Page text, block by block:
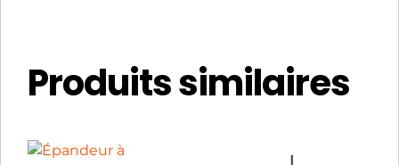
Produits similaires